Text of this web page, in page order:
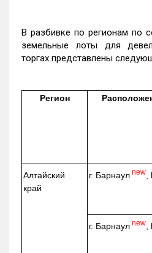
В разбивке по регионам по
земельные лоты для
торгах представлены
Регион
Алтайский
край
г. Барнаул new
г. Барнаул new